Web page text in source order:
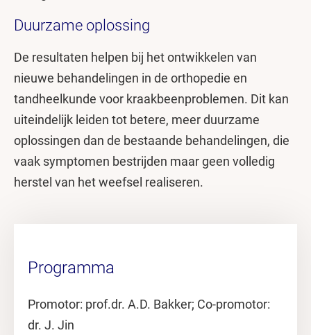
Duurzame oplossing
De resultaten helpen bij het ontwikkelen van
nieuwe behandelingen in de orthopedie en
tandheelkunde voor kraakbeenproblemen. Dit kan
uiteindelijk leiden tot betere, meer duurzame
oplossingen dan de bestaande behandelingen, die
vaak symptomen bestrijden maar geen volledig
herstel van het weefsel realiseren.
Programma
Promotor: prof.dr. A.D. Bakker; Co-promotor:
dr. J. Jin